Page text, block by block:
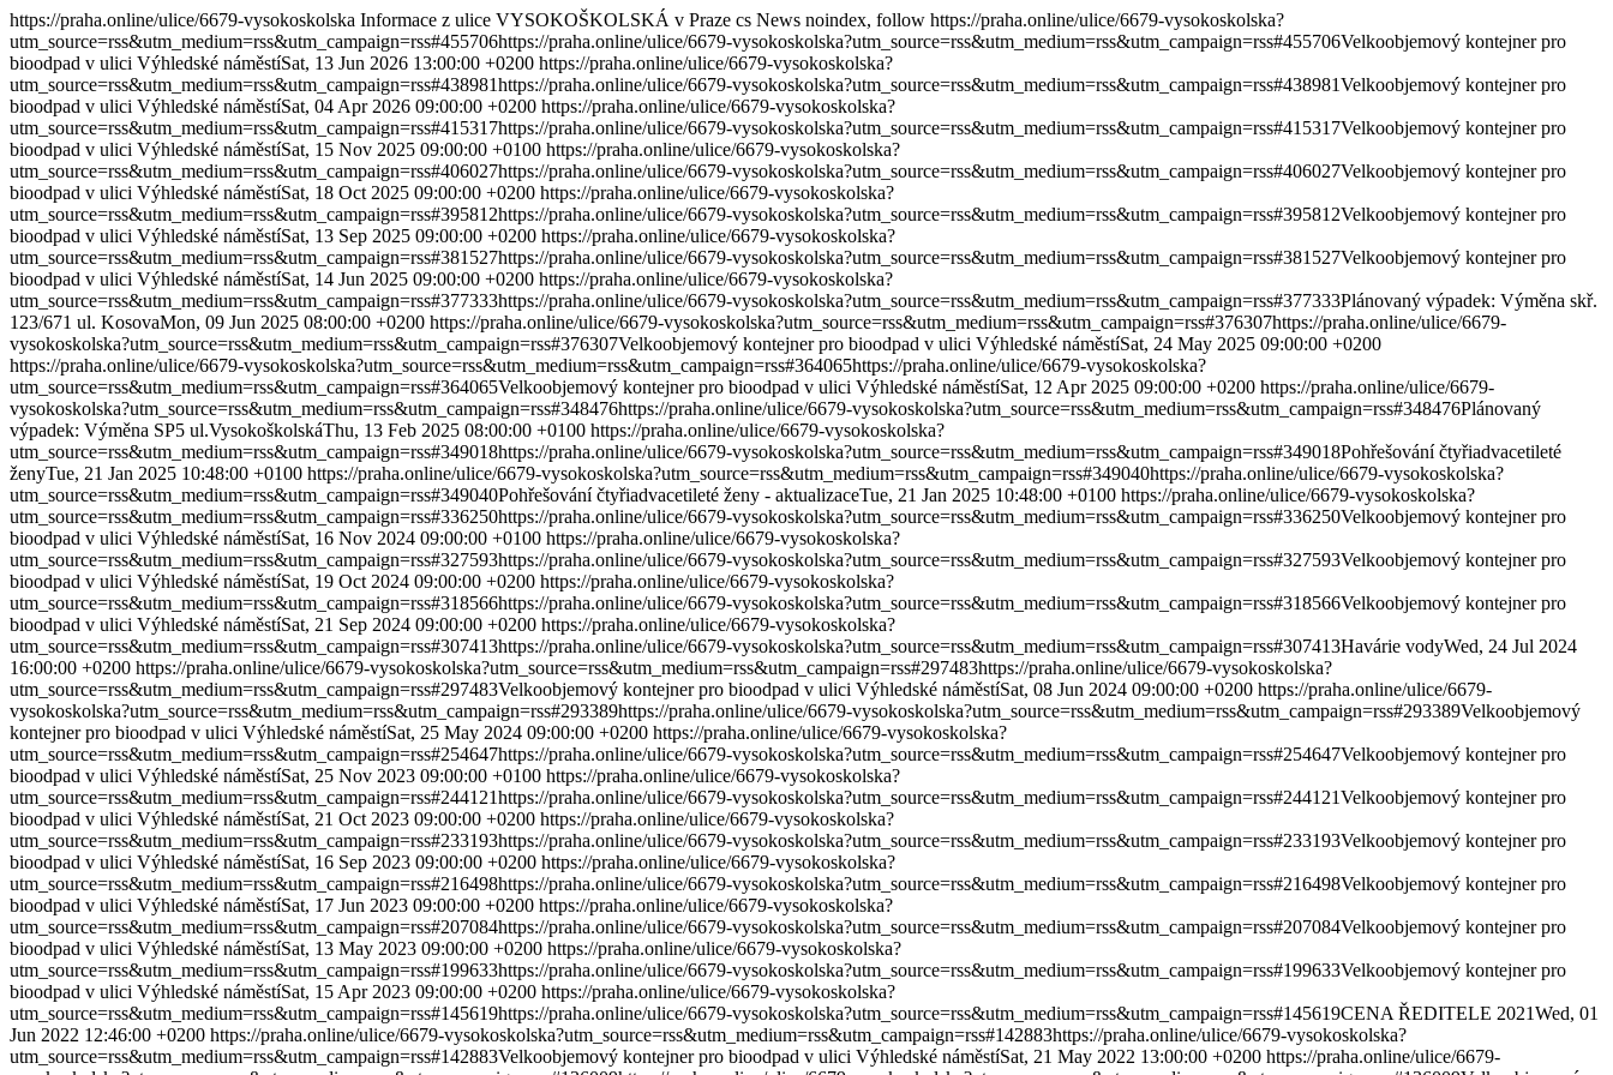
https://praha.online/ulice/6679-vysokoskolska Informace z ulice VYSOKOŠKOLSKÁ v Praze cs News noindex, follow https://praha.online/ulice/6679-vysokoskolska?
utm_source=rss&utm_medium=rss&utm_campaign=rss#455706https://praha.online/ulice/6679-vysokoskolska?utm_source=rss&utm_medium=rss&utm_campaign=rss#455706Velkoobjemový kontejner pro
bioodpad v ulici Výhledské náměstíSat, 13 Jun 2026 13:00:00 +0200 https://praha.online/ulice/6679-vysokoskolska?
utm_source=rss&utm_medium=rss&utm_campaign=rss#438981https://praha.online/ulice/6679-vysokoskolska?utm_source=rss&utm_medium=rss&utm_campaign=rss#438981Velkoobjemový kontejner pro
bioodpad v ulici Výhledské náměstíSat, 04 Apr 2026 09:00:00 +0200 https://praha.online/ulice/6679-vysokoskolska?
utm_source=rss&utm_medium=rss&utm_campaign=rss#415317https://praha.online/ulice/6679-vysokoskolska?utm_source=rss&utm_medium=rss&utm_campaign=rss#415317Velkoobjemový kontejner pro
bioodpad v ulici Výhledské náměstíSat, 15 Nov 2025 09:00:00 +0100 https://praha.online/ulice/6679-vysokoskolska?
utm_source=rss&utm_medium=rss&utm_campaign=rss#406027https://praha.online/ulice/6679-vysokoskolska?utm_source=rss&utm_medium=rss&utm_campaign=rss#406027Velkoobjemový kontejner pro
bioodpad v ulici Výhledské náměstíSat, 18 Oct 2025 09:00:00 +0200 https://praha.online/ulice/6679-vysokoskolska?
utm_source=rss&utm_medium=rss&utm_campaign=rss#395812https://praha.online/ulice/6679-vysokoskolska?utm_source=rss&utm_medium=rss&utm_campaign=rss#395812Velkoobjemový kontejner pro
bioodpad v ulici Výhledské náměstíSat, 13 Sep 2025 09:00:00 +0200 https://praha.online/ulice/6679-vysokoskolska?
utm_source=rss&utm_medium=rss&utm_campaign=rss#381527https://praha.online/ulice/6679-vysokoskolska?utm_source=rss&utm_medium=rss&utm_campaign=rss#381527Velkoobjemový kontejner pro
bioodpad v ulici Výhledské náměstíSat, 14 Jun 2025 09:00:00 +0200 https://praha.online/ulice/6679-vysokoskolska?
utm_source=rss&utm_medium=rss&utm_campaign=rss#377333https://praha.online/ulice/6679-vysokoskolska?utm_source=rss&utm_medium=rss&utm_campaign=rss#377333Plánovaný výpadek: Výměna skř.
123/671 ul. KosovaMon, 09 Jun 2025 08:00:00 +0200 https://praha.online/ulice/6679-vysokoskolska?utm_source=rss&utm_medium=rss&utm_campaign=rss#376307https://praha.online/ulice/6679-
vysokoskolska?utm_source=rss&utm_medium=rss&utm_campaign=rss#376307Velkoobjemový kontejner pro bioodpad v ulici Výhledské náměstíSat, 24 May 2025 09:00:00 +0200
https://praha.online/ulice/6679-vysokoskolska?utm_source=rss&utm_medium=rss&utm_campaign=rss#364065https://praha.online/ulice/6679-vysokoskolska?
utm_source=rss&utm_medium=rss&utm_campaign=rss#364065Velkoobjemový kontejner pro bioodpad v ulici Výhledské náměstíSat, 12 Apr 2025 09:00:00 +0200 https://praha.online/ulice/6679-
vysokoskolska?utm_source=rss&utm_medium=rss&utm_campaign=rss#348476https://praha.online/ulice/6679-vysokoskolska?utm_source=rss&utm_medium=rss&utm_campaign=rss#348476Plánovaný
výpadek: Výměna SP5 ul.VysokoškolskáThu, 13 Feb 2025 08:00:00 +0100 https://praha.online/ulice/6679-vysokoskolska?
utm_source=rss&utm_medium=rss&utm_campaign=rss#349018https://praha.online/ulice/6679-vysokoskolska?utm_source=rss&utm_medium=rss&utm_campaign=rss#349018Pohřešování čtyřiadvacetileté
ženyTue, 21 Jan 2025 10:48:00 +0100 https://praha.online/ulice/6679-vysokoskolska?utm_source=rss&utm_medium=rss&utm_campaign=rss#349040https://praha.online/ulice/6679-vysokoskolska?
utm_source=rss&utm_medium=rss&utm_campaign=rss#349040Pohřešování čtyřiadvacetileté ženy - aktualizaceTue, 21 Jan 2025 10:48:00 +0100 https://praha.online/ulice/6679-vysokoskolska?
utm_source=rss&utm_medium=rss&utm_campaign=rss#336250https://praha.online/ulice/6679-vysokoskolska?utm_source=rss&utm_medium=rss&utm_campaign=rss#336250Velkoobjemový kontejner pro
bioodpad v ulici Výhledské náměstíSat, 16 Nov 2024 09:00:00 +0100 https://praha.online/ulice/6679-vysokoskolska?
utm_source=rss&utm_medium=rss&utm_campaign=rss#327593https://praha.online/ulice/6679-vysokoskolska?utm_source=rss&utm_medium=rss&utm_campaign=rss#327593Velkoobjemový kontejner pro
bioodpad v ulici Výhledské náměstíSat, 19 Oct 2024 09:00:00 +0200 https://praha.online/ulice/6679-vysokoskolska?
utm_source=rss&utm_medium=rss&utm_campaign=rss#318566https://praha.online/ulice/6679-vysokoskolska?utm_source=rss&utm_medium=rss&utm_campaign=rss#318566Velkoobjemový kontejner pro
bioodpad v ulici Výhledské náměstíSat, 21 Sep 2024 09:00:00 +0200 https://praha.online/ulice/6679-vysokoskolska?
utm_source=rss&utm_medium=rss&utm_campaign=rss#307413https://praha.online/ulice/6679-vysokoskolska?utm_source=rss&utm_medium=rss&utm_campaign=rss#307413Havárie vodyWed, 24 Jul 2024
16:00:00 +0200 https://praha.online/ulice/6679-vysokoskolska?utm_source=rss&utm_medium=rss&utm_campaign=rss#297483https://praha.online/ulice/6679-vysokoskolska?
utm_source=rss&utm_medium=rss&utm_campaign=rss#297483Velkoobjemový kontejner pro bioodpad v ulici Výhledské náměstíSat, 08 Jun 2024 09:00:00 +0200 https://praha.online/ulice/6679-
vysokoskolska?utm_source=rss&utm_medium=rss&utm_campaign=rss#293389https://praha.online/ulice/6679-vysokoskolska?utm_source=rss&utm_medium=rss&utm_campaign=rss#293389Velkoobjemový
kontejner pro bioodpad v ulici Výhledské náměstíSat, 25 May 2024 09:00:00 +0200 https://praha.online/ulice/6679-vysokoskolska?
utm_source=rss&utm_medium=rss&utm_campaign=rss#254647https://praha.online/ulice/6679-vysokoskolska?utm_source=rss&utm_medium=rss&utm_campaign=rss#254647Velkoobjemový kontejner pro
bioodpad v ulici Výhledské náměstíSat, 25 Nov 2023 09:00:00 +0100 https://praha.online/ulice/6679-vysokoskolska?
utm_source=rss&utm_medium=rss&utm_campaign=rss#244121https://praha.online/ulice/6679-vysokoskolska?utm_source=rss&utm_medium=rss&utm_campaign=rss#244121Velkoobjemový kontejner pro
bioodpad v ulici Výhledské náměstíSat, 21 Oct 2023 09:00:00 +0200 https://praha.online/ulice/6679-vysokoskolska?
utm_source=rss&utm_medium=rss&utm_campaign=rss#233193https://praha.online/ulice/6679-vysokoskolska?utm_source=rss&utm_medium=rss&utm_campaign=rss#233193Velkoobjemový kontejner pro
bioodpad v ulici Výhledské náměstíSat, 16 Sep 2023 09:00:00 +0200 https://praha.online/ulice/6679-vysokoskolska?
utm_source=rss&utm_medium=rss&utm_campaign=rss#216498https://praha.online/ulice/6679-vysokoskolska?utm_source=rss&utm_medium=rss&utm_campaign=rss#216498Velkoobjemový kontejner pro
bioodpad v ulici Výhledské náměstíSat, 17 Jun 2023 09:00:00 +0200 https://praha.online/ulice/6679-vysokoskolska?
utm_source=rss&utm_medium=rss&utm_campaign=rss#207084https://praha.online/ulice/6679-vysokoskolska?utm_source=rss&utm_medium=rss&utm_campaign=rss#207084Velkoobjemový kontejner pro
bioodpad v ulici Výhledské náměstíSat, 13 May 2023 09:00:00 +0200 https://praha.online/ulice/6679-vysokoskolska?
utm_source=rss&utm_medium=rss&utm_campaign=rss#199633https://praha.online/ulice/6679-vysokoskolska?utm_source=rss&utm_medium=rss&utm_campaign=rss#199633Velkoobjemový kontejner pro
bioodpad v ulici Výhledské náměstíSat, 15 Apr 2023 09:00:00 +0200 https://praha.online/ulice/6679-vysokoskolska?
utm_source=rss&utm_medium=rss&utm_campaign=rss#145619https://praha.online/ulice/6679-vysokoskolska?utm_source=rss&utm_medium=rss&utm_campaign=rss#145619CENA ŘEDITELE 2021Wed, 01
Jun 2022 12:46:00 +0200 https://praha.online/ulice/6679-vysokoskolska?utm_source=rss&utm_medium=rss&utm_campaign=rss#142883https://praha.online/ulice/6679-vysokoskolska?
utm_source=rss&utm_medium=rss&utm_campaign=rss#142883Velkoobjemový kontejner pro bioodpad v ulici Výhledské náměstíSat, 21 May 2022 13:00:00 +0200 https://praha.online/ulice/6679-